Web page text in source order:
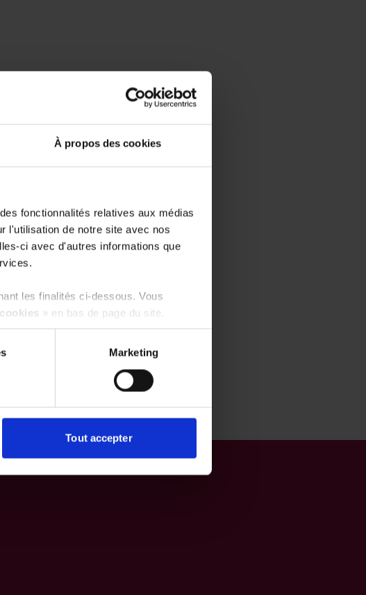
À propos des cookies
fonctionnalités relatives aux médias
l'utilisation de notre site avec nos
ci avec d'autres informations que
les finalités ci-dessous. Vous
» en bas de page du site.
Marketing
Tout accepter